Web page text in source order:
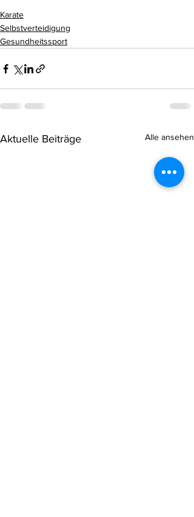
Karate
Selbstverteidigung
Gesundheitssport
Aktuelle Beiträge Alle ansehen